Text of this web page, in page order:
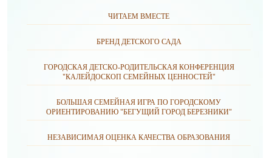
ЧИТАЕМ ВМЕСТЕ
БРЕНД ДЕТСКОГО САДА
ГОРОДСКАЯ ДЕТСКО-РОДИТЕЛЬСКАЯ КОНФЕРЕНЦИЯ
"КАЛЕЙДОСКОП СЕМЕЙНЫХ ЦЕННОСТЕЙ"
БОЛЬШАЯ СЕМЕЙНАЯ ИГРА ПО ГОРОДСКОМУ
ОРИЕНТИРОВАНИЮ "БЕГУЩИЙ ГОРОД БЕРЕЗНИКИ"
НЕЗАВИСИМАЯ ОЦЕНКА КАЧЕСТВА ОБРАЗОВАНИЯ